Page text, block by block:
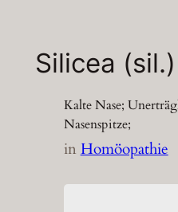
Silicea (sil.)
Kalte Nase;
Nasenspitze;
inHomöopathie